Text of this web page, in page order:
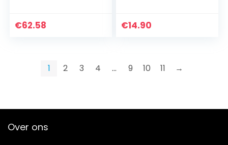
€62.58
lstok, de perfecte
€14.90
1 2 3 4 … 9 10 11 →
Over ons